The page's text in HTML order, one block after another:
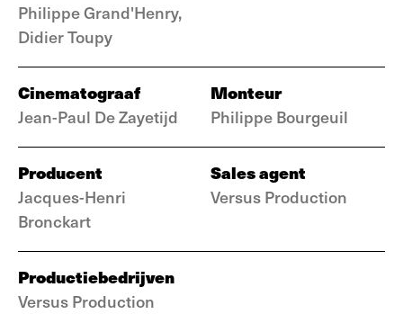
Philippe Grand'Henry,
Didier Toupy
Cinematograaf
Jean-Paul De Zayetijd
Monteur
Philippe Bourgeuil
Producent
Jacques-Henri
Bronckart
Sales agent
Versus Production
Productiebedrijven
Versus Production